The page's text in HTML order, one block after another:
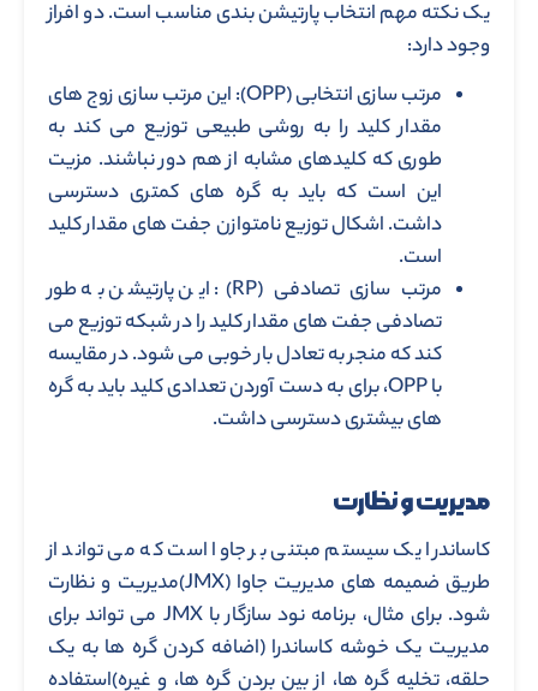
یک نکته مهم انتخاب پارتیشن بندی مناسب است. دو افراز
وجود دارد:
مرتب سازی انتخابی (OPP): این مرتب سازی زوج های
مقدار کلید را به روشی طبیعی توزیع می کند به
طوری که کلیدهای مشابه از هم دور نباشند. مزیت
این است که باید به گره های کمتری دسترسی
داشت. اشکال توزیع نامتوازن جفت های مقدار کلید
است.
مرتب سازی تصادفی (RP): این پارتیشن به طور
تصادفی جفت های مقدار کلید را در شبکه توزیع می
کند که منجر به تعادل بار خوبی می شود. در مقایسه
با OPP، برای به دست آوردن تعدادی کلید باید به گره
های بیشتری دسترسی داشت.
مدیریت و نظارت
کاساندرا یک سیستم مبتنی بر جاوا است که می تواند از
طریق ضمیمه های مدیریت جاوا (JMX)مدیریت و نظارت
شود. برای مثال، برنامه نود سازگار با JMX می تواند برای
مدیریت یک خوشه کاساندرا (اضافه کردن گره ها به یک
حلقه، تخلیه گره ها، از بین بردن گره ها، و غیره)استفاده